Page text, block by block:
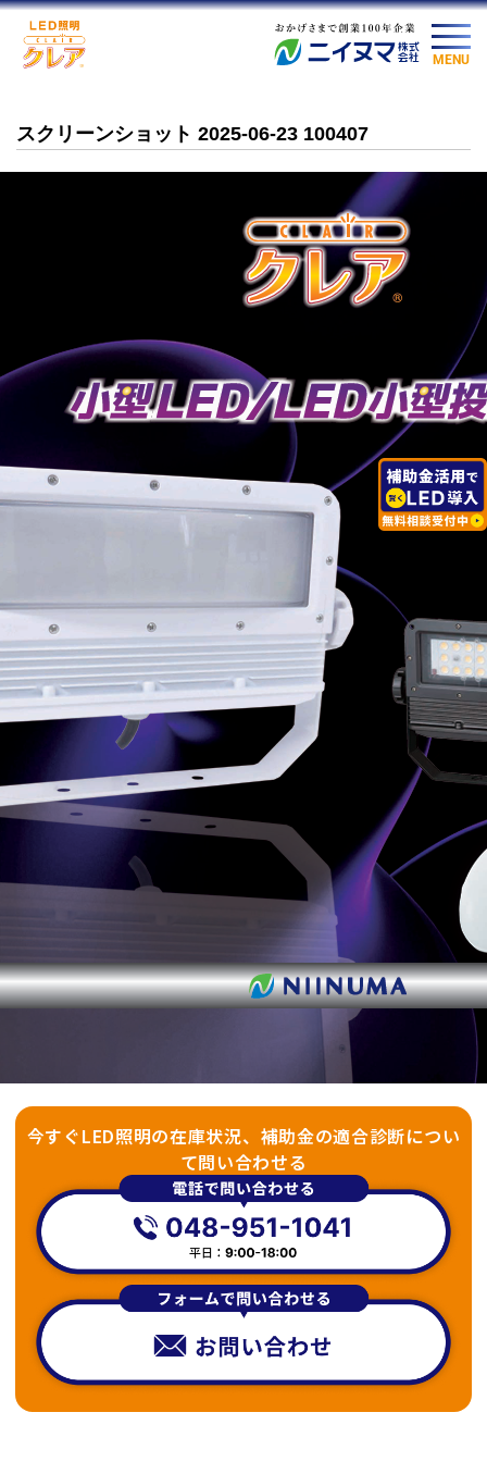
MENU
スクリーンショット 2025-06-23 100407
今すぐLED照明の在庫状況、補助金の適合診断につい
て問い合わせる